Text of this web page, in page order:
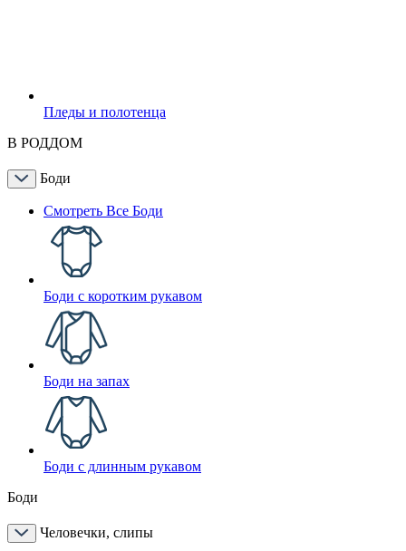
Пледы и полотенца
В РОДДОМ
Боди
Смотреть Все Боди
Боди с коротким рукавом
Боди на запах
Боди с длинным рукавом
Боди
Человечки, слипы